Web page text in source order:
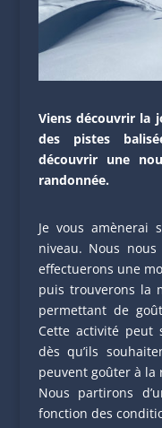
Viens découvrir la
des pistes
découvrir une
randonnée.
Je vous
niveau. Nous
effectuerons une
puis trouverons la
permettant de
Cette activité peut
dès qu’ils
peuvent goûter à la
Nous partirons
fonction des